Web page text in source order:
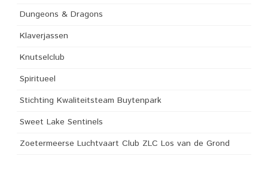
Dungeons & Dragons
Klaverjassen
Knutselclub
Spiritueel
Stichting Kwaliteitsteam Buytenpark
Sweet Lake Sentinels
Zoetermeerse Luchtvaart Club ZLC Los van de Grond